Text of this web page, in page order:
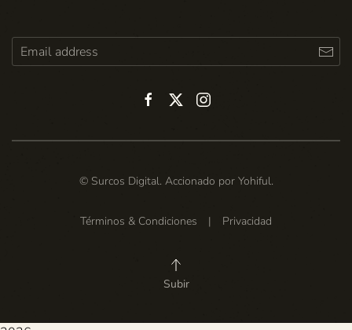
© Surcos Digital. Accionado por Yohiful.
Términos & Condiciones | Privacidad
Subir